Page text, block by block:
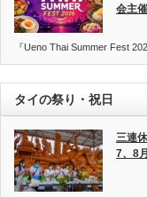
会主催
『Ueno Thai Summer Fest
タイの祭り・祝日
三連
7、8